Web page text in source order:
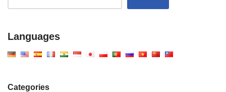
Languages
Categories